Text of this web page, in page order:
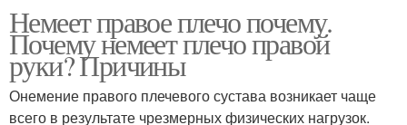
Немеет правое плечо почему.
Почему немеет плечо правой
руки? Причины
Онемение правого плечевого сустава возникает чаще
всего в результате чрезмерных физических нагрузок.